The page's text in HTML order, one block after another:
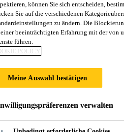
Epoxidharzbasierte, 2-
Lager, Elektronik- und
Elektrostatisch
können Sie sich entscheiden,
Sie auf die verschiedenen
zu ändern. Die
beeinträchtigten Erfahrung mit der von
führen.
POLICY
Meine Auswahl bestätigen
verwalten